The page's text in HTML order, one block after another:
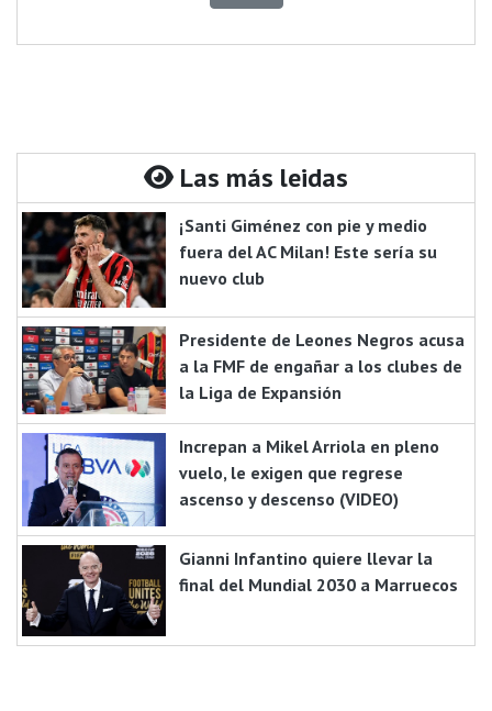
Las más leidas
¡Santi Giménez con pie y medio
fuera del AC Milan! Este sería su
nuevo club
Presidente de Leones Negros acusa
a la FMF de engañar a los clubes de
la Liga de Expansión
Increpan a Mikel Arriola en pleno
vuelo, le exigen que regrese
ascenso y descenso (VIDEO)
Gianni Infantino quiere llevar la
final del Mundial 2030 a Marruecos